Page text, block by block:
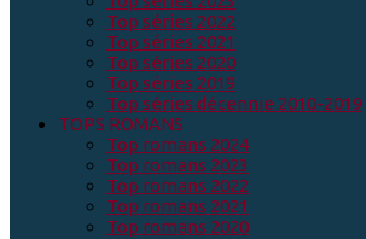
Top séries 2022
Top séries 2021
Top séries 2020
Top séries 2019
Top séries décennie 2010-2019
TOPS ROMANS
Top romans 2024
Top romans 2023
Top romans 2022
Top romans 2021
Top romans 2020